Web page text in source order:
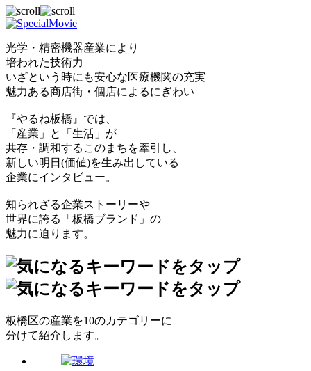
光学・精密機器産業により
培われた技術力
いざという時にも安心な医療機関の充実
魅力ある商店街・個店によるにぎわい
『やるね板橋』では、
「産業」と「生活」が
共存・調和するこのまちを牽引し、
新しい明日(価値)を生み出している
企業にインタビュー。
知られざる企業ストーリーや
世界に誇る「板橋ブランド」の
魅力に迫ります。
板橋区の産業を10のカテゴリーに
分けて紹介します。